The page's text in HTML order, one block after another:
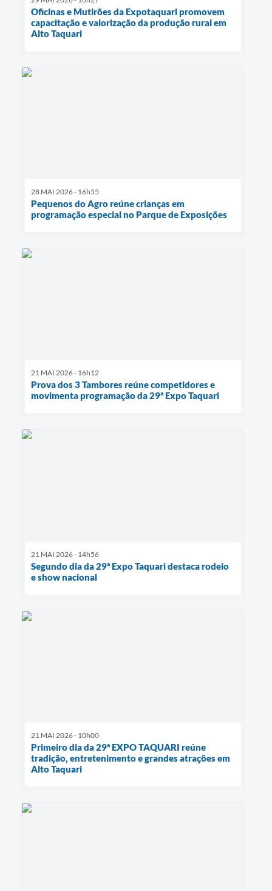
Oficinas e Mutirões da Expotaquari promovem
capacitação e valorização da produção rural em
Alto Taquari
28 MAI 2026 - 16h55
Pequenos do Agro reúne crianças em
programação especial no Parque de Exposições
21 MAI 2026 - 16h12
Prova dos 3 Tambores reúne competidores e
movimenta programação da 29ª Expo Taquari
21 MAI 2026 - 14h56
Segundo dia da 29ª Expo Taquari destaca rodeio
e show nacional
21 MAI 2026 - 10h00
Primeiro dia da 29ª EXPO TAQUARI reúne
tradição, entretenimento e grandes atrações em
Alto Taquari